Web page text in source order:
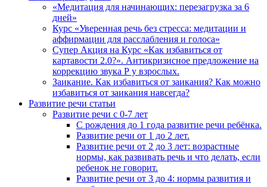
«Медитация для начинающих: перезагрузка за 6
дней»
Курс «Уверенная речь без стресса: медитации и
аффирмации для расслабления и голоса»
Супер Акция на Курс «Как избавиться от
картавости 2.0?». Антикризисное предложение на
коррекцию звука Р у взрослых.
Заикание. Как избавиться от заикания? Как можно
избавиться от заикания навсегда?
Развитие речи статьи
Развитие речи с 0-7 лет
С рождения до 1 года развитие речи ребёнка.
Развитие речи от 1 до 2 лет.
Развитие речи от 2 до 3 лет: возрастные
нормы, как развивать речь и что делать, если
ребенок не говорит.
Развитие речи от 3 до 4: нормы развития и